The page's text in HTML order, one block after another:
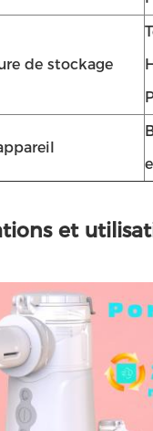
de stockage
et